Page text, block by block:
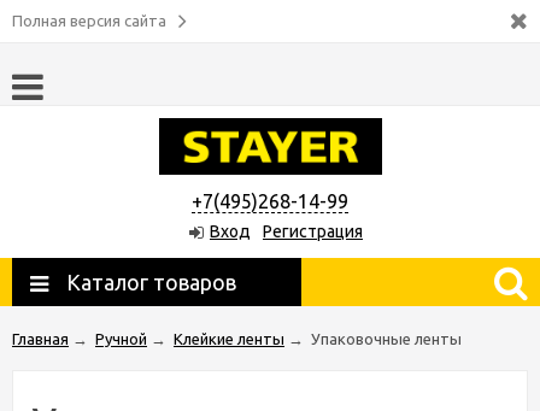
Полная версия сайта
+7(495)268-14-99
Вход Регистрация
Каталог товаров
Главная → Ручной → Клейкие ленты → Упаковочные ленты